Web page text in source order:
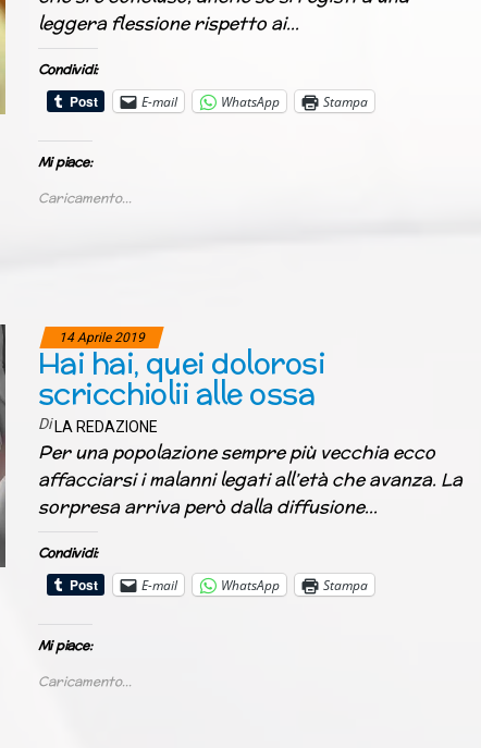
leggera flessione rispetto ai…
Condividi:
E-mail
WhatsApp Stampa
Mi piace:
Caricamento...
14 Aprile 2019
Hai hai, quei dolorosi
scricchiolii alle ossa
Di LA REDAZIONE
Per una popolazione sempre più vecchia ecco
affacciarsi i malanni legati all’età che avanza. La
sorpresa arriva però dalla diffusione…
Condividi:
E-mail
WhatsApp Stampa
Mi piace:
Caricamento...